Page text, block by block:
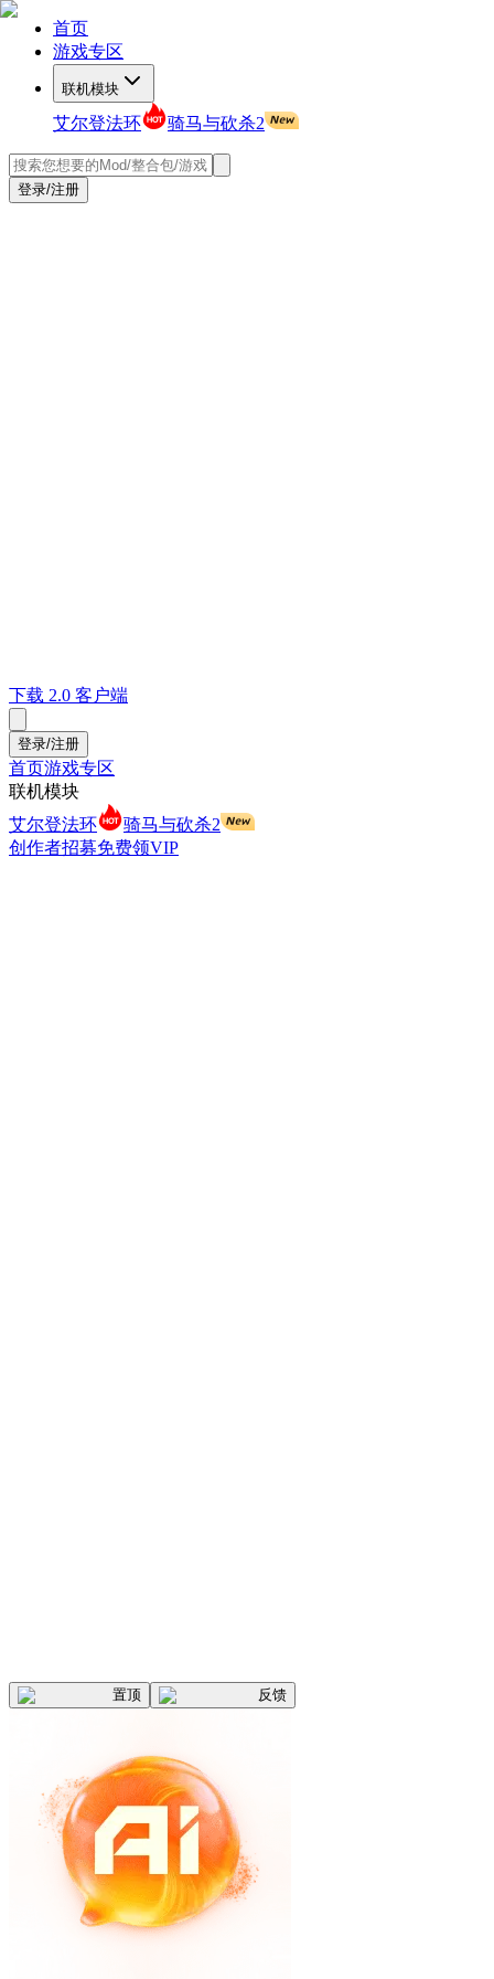
首页
游戏专区
联机模块
艾尔登法环 骑马与砍杀2
登录/注册
下载 2.0 客户端
登录/注册
首页游戏专区
联机模块
艾尔登法环
骑马与砍杀2
创作者招募免费领VIP
置顶 反馈